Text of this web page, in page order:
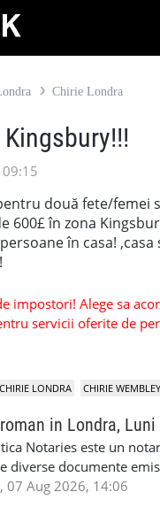
Chirie Londra
09:15
două fete/femei
600£ în zona
în casa!
impostori! Alege sa
servicii oferite de
CHIRIE LONDRA CHIRIE WEMBLEY
in Londra, Luni
Notaries este un
diverse documente
♦ 𝐩𝐫𝐨𝐜𝐮𝐫𝐢 ♦
07 Aug 2026, 14:06